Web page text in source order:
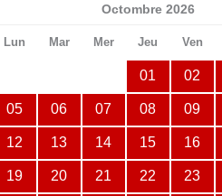
Octombre 2026
Lun Mar Mer Jeu Ven
01 02
05 06 07 08 09
12 13 14 15 16
19 20 21 22 23